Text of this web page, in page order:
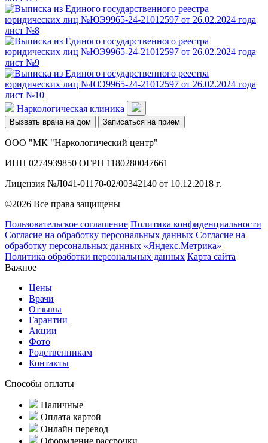
Наркологическая клиника
Вызвать врача на дом Записаться на прием
ООО "МК "Наркологический центр"
ИНН 0274939850 ОГРН 1180280047661
Лицензия №Л041-01170-02/00342140 от 10.12.2018 г.
©2026 Все права защищены
Пользовательское соглашение Политика конфиденциальности
Согласие на обработку персональных данных Согласие на
обработку персональных данных «Яндекс.Метрика»
Политика обработки персональных данных Карта сайта
Важное
Цены
Врачи
Отзывы
Гарантии
Акции
Фото
Родственникам
Контакты
Способы оплаты
Наличные
Оплата картой
Онлайн перевод
Оформление рассрочки